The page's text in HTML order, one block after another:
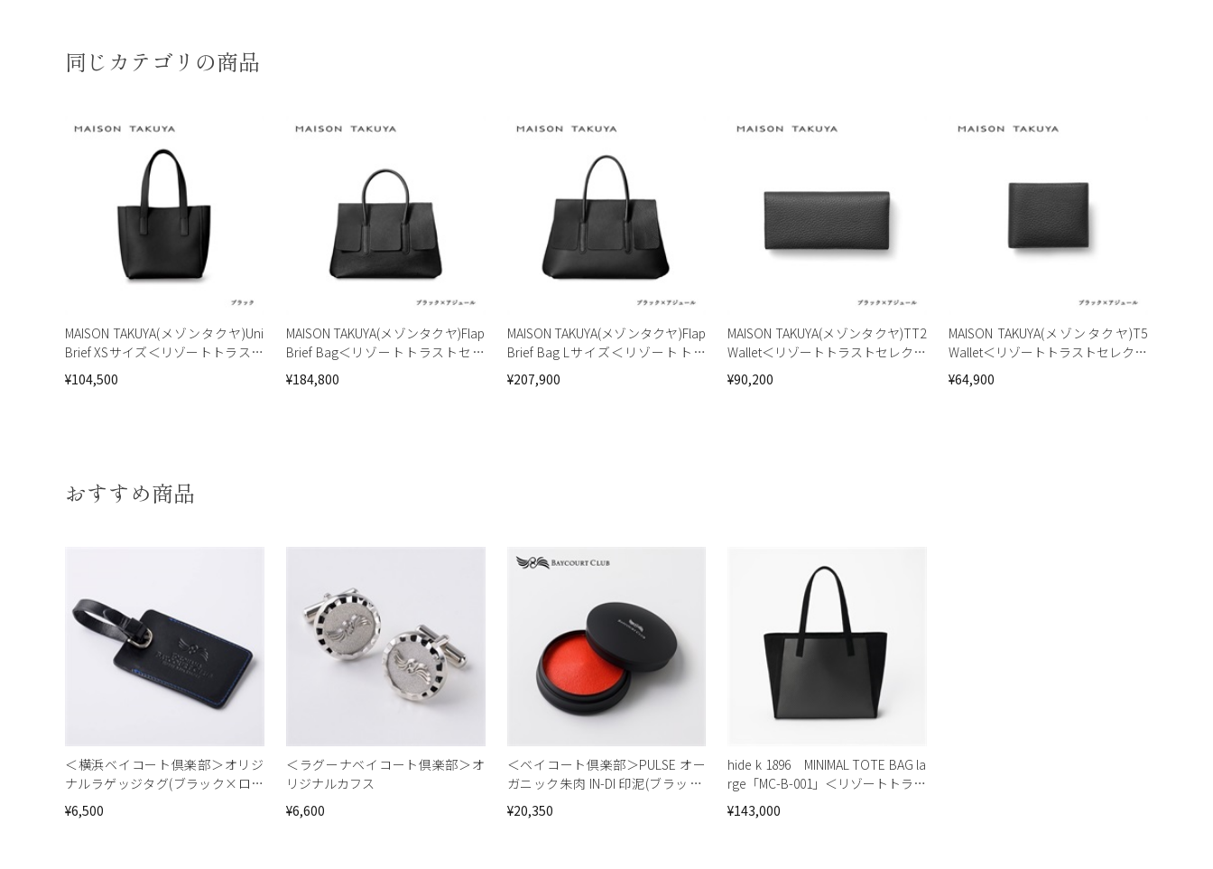
同じカテゴリの商品
MAISON TAKUYA(メゾンタクヤ)Uni
Brief XSサイズ＜リゾートトラスト
セレクション＞
¥104,500
MAISON TAKUYA(メゾンタクヤ)Flap
Brief Bag＜リゾートトラストセレ
クション＞
¥184,800
MAISON TAKUYA(メゾンタクヤ)Flap
Brief Bag Lサイズ＜リゾートトラ
ストセレクション＞
¥207,900
MAISON TAKUYA(メゾンタクヤ)TT2
Wallet＜リゾートトラストセレクシ
ョン＞
¥90,200
MAISON TAKUYA(メゾンタクヤ)T5
Wallet＜リゾートトラストセレクシ
ョン＞
¥64,900
おすすめ商品
＜横浜ベイコート倶楽部＞オリジ
ナルラゲッジタグ(ブラック×ロイ
ヤルブルー)
¥6,500
＜ラグーナベイコート倶楽部＞オ
リジナルカフス
¥6,600
＜ベイコート倶楽部＞PULSE オー
ガニック朱肉 IN-DI 印泥(ブラック)
オリジナルロゴ入り【オンライン
ショップ限定】
¥20,350
hide k 1896 MINIMAL TOTE BAG la
rge「MC-B-001」＜リゾートトラス
トセレクション＞
¥143,000